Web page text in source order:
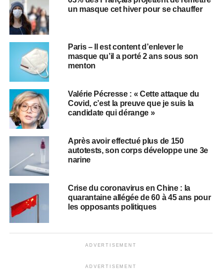
un masque cet hiver pour se chauffer
Paris – Il est content d’enlever le
masque qu’il a porté 2 ans sous son
menton
Valérie Pécresse : « Cette attaque du
Covid, c’est la preuve que je suis la
candidate qui dérange »
Après avoir effectué plus de 150
autotests, son corps développe une 3e
narine
Crise du coronavirus en Chine : la
quarantaine allégée de 60 à 45 ans pour
les opposants politiques
ADVERTISEMENT
ADVERTISEMENT